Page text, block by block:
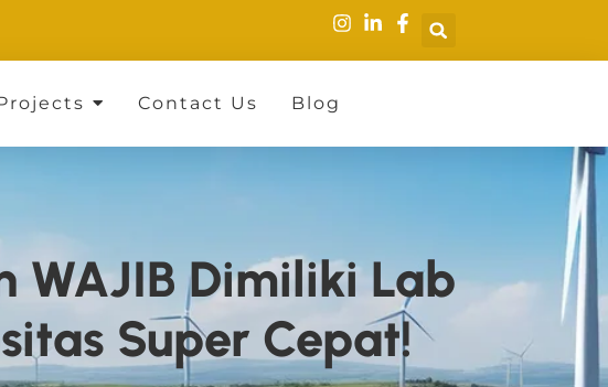
Contact Us Blog
WAJIB Dimiliki Lab
Super Cepat!